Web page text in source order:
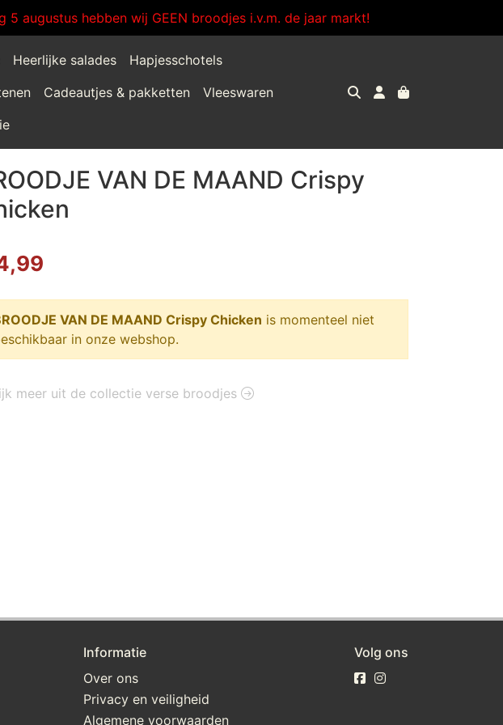
augustus hebben wij GEEN broodjes i.v.m. de jaar markt!
Heerlijke salades
Hapjesschotels
Cadeautjes & pakketten
Vleeswaren
VAN DE MAAND Crispy
VAN DE MAAND Crispy Chicken is momenteel niet
in onze webshop.
meer uit de collectie verse broodjes
Informatie
Over ons
Privacy en veiligheid
Algemene voorwaarden
Volg ons